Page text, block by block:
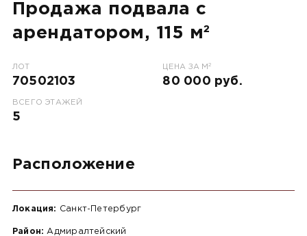
Продажа подвала с
арендатором, 115 м²
ЛОТ
70502103
ЦЕНА ЗА М2
80 000 руб.
ВСЕГО ЭТАЖЕЙ
5
Расположение
Локация: Санкт-Петербург
Район: Адмиралтейский